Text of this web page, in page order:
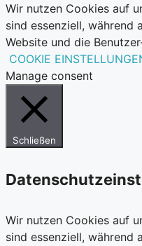
Wir nutzen Cookies auf
sind essenziell, während
Website und die
COOKIE
Manage consent
Schließen
Wir nutzen Cookies auf
sind essenziell, während